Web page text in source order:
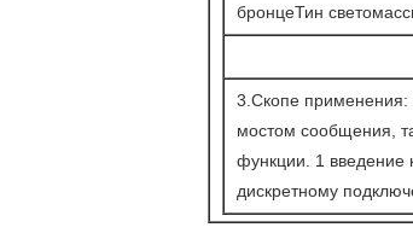
бронцеТин
3.Скопе
мостом сообщения,
функции. 1 введение
дискретному